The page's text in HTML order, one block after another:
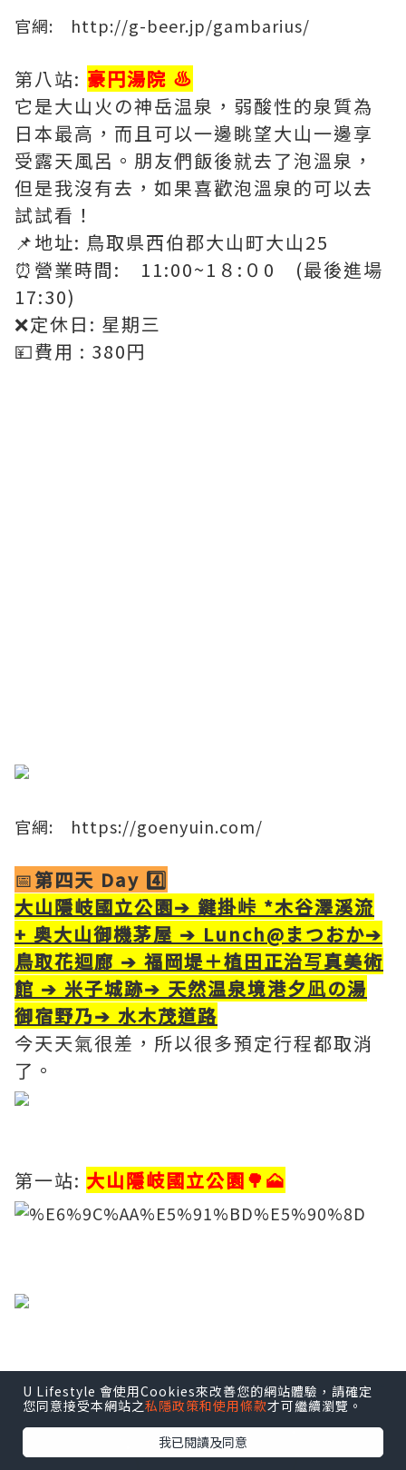
​官網: http://g-beer.jp/gambarius/
第八站: 豪円湯院 ♨️
它是大山火の神岳温泉，弱酸性的泉質為
日本最高，而且可以一邊眺望大山一邊享
受露天風呂。朋友們飯後就去了泡溫泉，
但是我沒有去，如果喜歡泡溫泉的可以去
試試看！
📌地址: 鳥取県西伯郡大山町大山25
⏰營業時間: 11:00~1８:０0 (最後進場
17:30)
❌定休日: 星期三
💴費用 : 380円
​官網: https://goenyuin.com/
📅第四天 Day 4️⃣
大山隱岐國立公園➔ 鍵掛峠 *木谷澤溪流
+ 奥大山御機茅屋 ➔ Lunch@まつおか➔
鳥取花迴廊 ➔ 福岡堤＋植田正治写真美術
館 ➔ 米子城跡➔ 天然温泉境港夕凪の湯
御宿野乃➔ 水木茂道路
今天天氣很差，所以很多預定行程都取消
了。
第一站: 大山隱岐國立公園🌳🗻
U Lifestyle 會使用Cookies來改善您的網站體驗，請確定
您同意接受本網站之私隱政策和使用條款才可繼續瀏覽。
我已閱讀及同意